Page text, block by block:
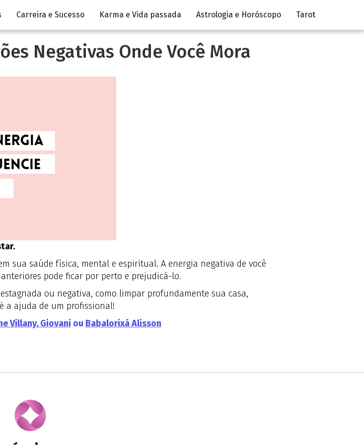
Carreira e Sucesso Karma e Vida passada Astrologia e Horóscopo Tarot
Negativas Onde Você Mora
sua saúde física, mental e espiritual. A energia negativa de você
pode ficar por perto e prejudicá-lo.
ou negativa, como limpar profundamente sua casa,
a ajuda de um profissional!
Villany,Giovani ou Babalorixá Alisson